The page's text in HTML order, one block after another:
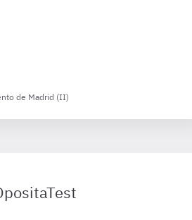
de Madrid (II)